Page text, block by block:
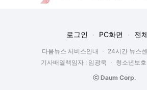
로그인 PC화면 전
다음뉴스 서비스안내 24시간 뉴스
기사배열책임자 : 임광욱
청소년보
ⓒ Daum Corp.